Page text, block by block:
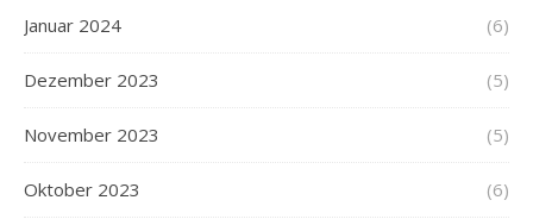
Januar 2024 (6)
Dezember 2023 (5)
November 2023 (5)
Oktober 2023 (6)